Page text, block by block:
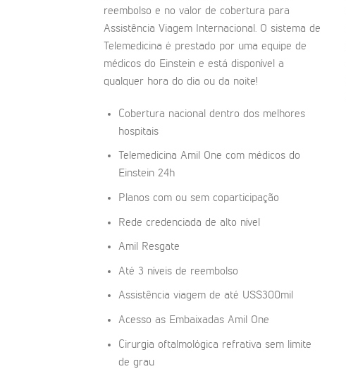
reembolso e no valor de cobertura para
Assistência Viagem Internacional. O sistema de
Telemedicina é prestado por uma equipe de
médicos do Einstein e está disponível a
qualquer hora do dia ou da noite!
Cobertura nacional dentro dos melhores
hospitais
Telemedicina Amil One com médicos do
Einstein 24h
Planos com ou sem coparticipação
Rede credenciada de alto nível
Amil Resgate
Até 3 níveis de reembolso
Assistência viagem de até US$300mil
Acesso as Embaixadas Amil One
Cirurgia oftalmológica refrativa sem limite
de grau